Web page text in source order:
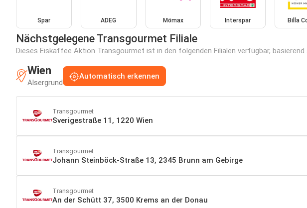
Spar ADEG Mömax Interspar Billa
Nächstgelegene Transgourmet Filiale
Dieses Eiskaffee Aktion Transgourmet ist in den folgenden Filialen verfügbar,
Wien
Alsergrund
Automatisch erkennen
Transgourmet
Sverigestraße 11, 1220 Wien
Transgourmet
Johann Steinböck-Straße 13, 2345 Brunn am Gebirge
Transgourmet
An der Schütt 37, 3500 Krems an der Donau